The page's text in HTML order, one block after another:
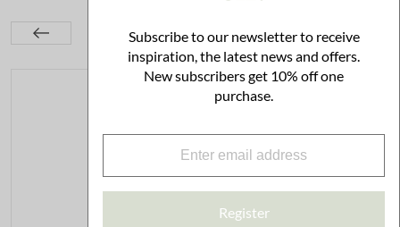
Pendant Lamp Gustav Mint
Subscribe to our newsletter to receive
inspiration, the latest news and offers.
New subscribers get 10% off one
purchase.
Register